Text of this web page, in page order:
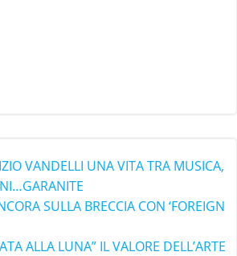
VANDELLI UNA VITA TRA MUSICA,
SULLA BRECCIA CON ‘FOREIGN
ALLA LUNA” IL VALORE DELL’ARTE